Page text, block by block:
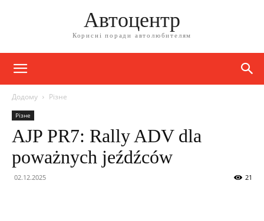
Автоцентр
Корисні поради автолюбителям
Додому Різне
Різне
AJP PR7: Rally ADV dla
poważnych jeźdźców
02.12.2025 21